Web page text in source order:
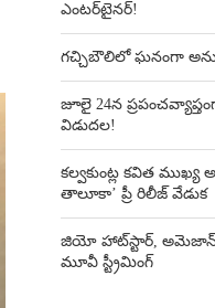
ఎంటర్‌టైనర్!
గచ్చిబౌలిలో ఘనంగా అను
జూలై 24న
విడుదల!
కల్వకుంట్ల కవిత
తాలూకా’ ప్రీ రిలీజ్ వేడుక
జియో హాట్‌స్టార్, అమెజాన్
మూవీ స్ట్రీమింగ్